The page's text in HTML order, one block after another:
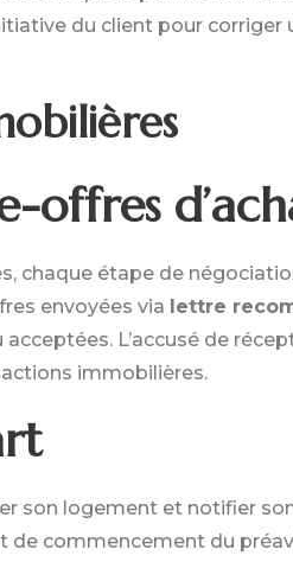
du client pour
offres
chaque étape de
envoyées via lettre
L’accusé de
immobilières.
son logement et notifier
commencement du